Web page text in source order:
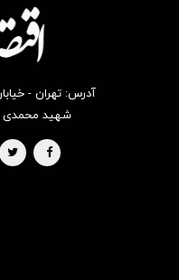
آدرس: تهران -
شهید محمدی